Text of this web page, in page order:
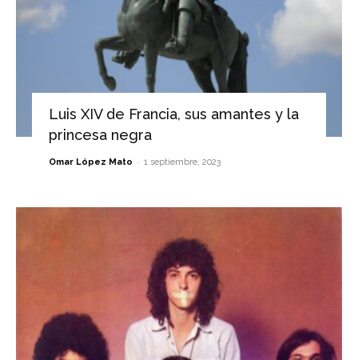
Luis XIV de Francia, sus amantes y la
princesa negra
Omar López Mato - 1 septiembre, 2023